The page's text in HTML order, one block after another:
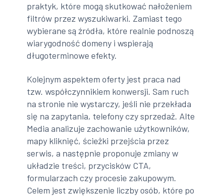
praktyk, które mogą skutkować nałożeniem
filtrów przez wyszukiwarki. Zamiast tego
wybierane są źródła, które realnie podnoszą
wiarygodność domeny i wspierają
długoterminowe efekty.
Kolejnym aspektem oferty jest praca nad
tzw. współczynnikiem konwersji. Sam ruch
na stronie nie wystarczy, jeśli nie przekłada
się na zapytania, telefony czy sprzedaż. Alte
Media analizuje zachowanie użytkowników,
mapy kliknięć, ścieżki przejścia przez
serwis, a następnie proponuje zmiany w
układzie treści, przycisków CTA,
formularzach czy procesie zakupowym.
Celem jest zwiększenie liczby osób, które po